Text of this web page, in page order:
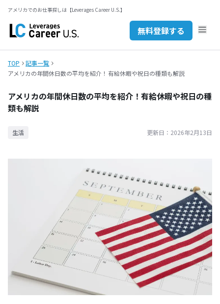
アメリカでのお仕事探しは【Leverages Career U.S.】
無料登録する
セミナーを探す
お問い合わせ
無料登録する
TOP
記事一覧
アメリカの年間休日数の平均を紹介！有給休暇や祝日の種類も解説
アメリカの年間休日数の平均を紹介！有給休暇や祝日の種
類も解説
生活 更新日： 2026年2月13日